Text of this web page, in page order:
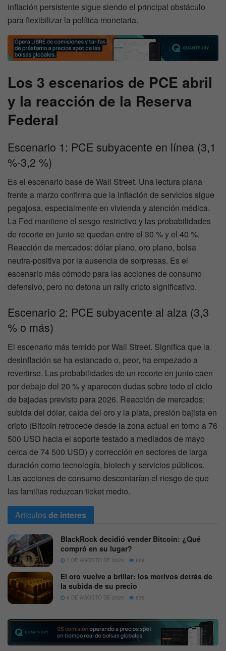
inflación persistente sigue siendo el principal obstáculo
para flexibilizar la política monetaria.
Los 3 escenarios de PCE abril
y la reacción de la Reserva
Federal
Escenario 1: PCE subyacente en línea (3,1
%-3,2 %)
Es el escenario base de Wall Street. Una lectura plana
frente a marzo confirma que la inflación de servicios sigue
pegajosa, especialmente en vivienda y atención médica.
La Fed mantiene el sesgo restrictivo y las probabilidades
de recorte en junio se quedan entre el 30 % y el 40 %.
Reacción de mercados: dólar plano, oro plano, bolsa
neutra-positiva por la ausencia de sorpresas. Es el
escenario más cómodo para las acciones de consumo
defensivo, pero no detona un rally cripto significativo.
Escenario 2: PCE subyacente al alza (3,3
% o más)
El escenario más temido por Wall Street. Significa que la
desinflación se ha estancado o, peor, ha empezado a
revertirse. Las probabilidades de un recorte en junio caen
por debajo del 20 % y aparecen dudas sobre todo el ciclo
de bajadas previsto para 2026. Reacción de mercados:
subida del dólar, caída del oro y la plata, presión bajista en
cripto (Bitcoin retrocede desde la zona actual en torno a 76
500 USD hacia el soporte testado a mediados de mayo
cerca de 74 500 USD) y corrección en sectores de larga
duración como tecnología, biotech y servicios públicos.
Las acciones de consumo descontarían el riesgo de que
las familias reduzcan ticket medio.
Articulosde interes
BlackRock decidió vender Bitcoin: ¿Qué
compró en su lugar?
7 DE AGOSTO DE 2026 668
El oro vuelve a brillar: los motivos detrás de
la subida de su precio
6 DE AGOSTO DE 2026 636